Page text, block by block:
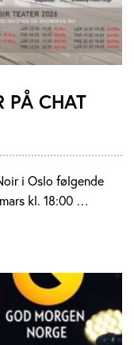
PÅ CHAT
i Oslo følgende
kl. 18:00 …